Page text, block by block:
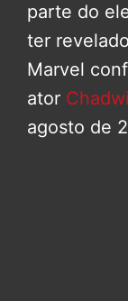
parte do
ter
Marvel
ator
agosto de